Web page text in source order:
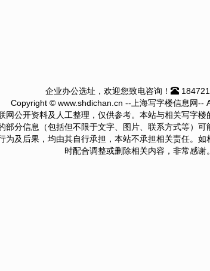
企业办公选址，欢迎您致电咨询！
Copyright © www.shdichan.cn --上海写字楼信息网--
公开资料及人工整理，仅供参考。本站与相关写字
分信息（包括但不限于文字、图片、联系方式等）
及后果，均由其自行承担，本站不承担相关责任。
时配合调整或删除相关内容，非常感谢。